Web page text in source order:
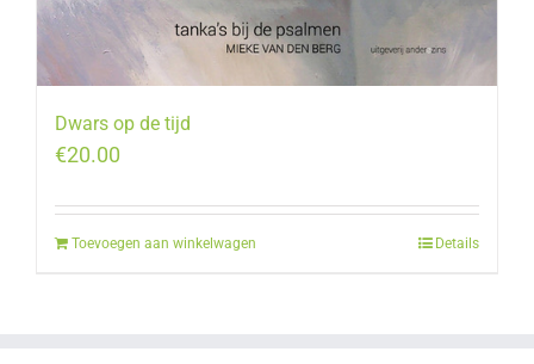
Dwars op de tijd
€20.00
Toevoegen aan winkelwagen Details